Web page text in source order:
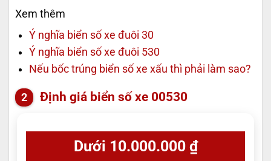
Xem thêm
Ý nghĩa biển số xe đuôi 30
Ý nghĩa biển số xe đuôi 530
Nếu bốc trúng biển số xe xấu thì phải làm sao?
Định giá biển số xe 00530
Dưới 10.000.000 ₫